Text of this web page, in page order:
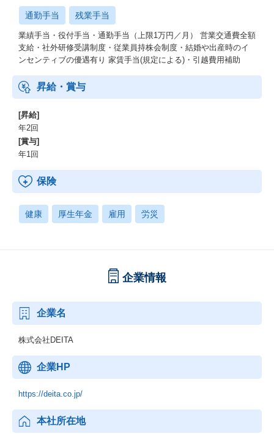
通勤手当 残業手当
業績手当・役付手当・通勤手当（上限1万円／月） 営業交通費全額
支給・社外研修受講制度・従業員持株会制度・結婚や出産時のイ
ンセンティブの優遇有り 家賃手当(規定による)・引越費用補助
昇給・賞与
[昇給]
年2回
[賞与]
年1回
保険
健康 厚生年金 雇用 労災
企業情報
企業名
株式会社DEITA
企業HP
https://deita.co.jp/
本社所在地